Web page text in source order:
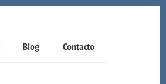
Blog Contacto